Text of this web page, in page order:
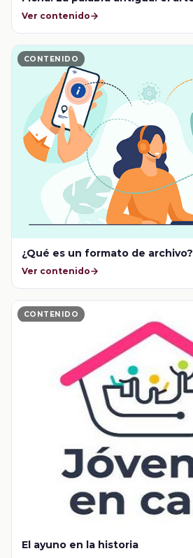
Ver contenido
CONTENIDO
¿Qué es un formato de archivo?
Ver contenido
CONTENIDO
El ayuno en la historia